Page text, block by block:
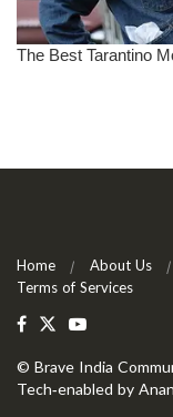
Home About Us
Terms of Services
© Brave India
Tech-enabled by